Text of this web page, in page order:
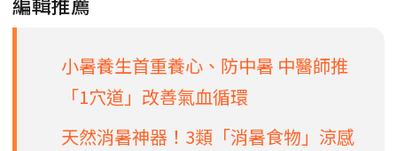
小暑養生首重養心、防中暑 中醫師推
「1穴道」改善氣血循環
天然消暑神器！3類「消暑食物」涼感